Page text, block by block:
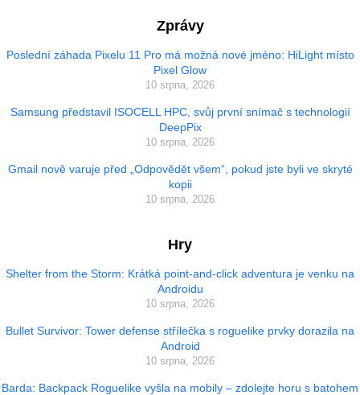
Zprávy
Poslední záhada Pixelu 11 Pro má možná nové jméno: HiLight místo
Pixel Glow
10 srpna, 2026
Samsung představil ISOCELL HPC, svůj první snímač s technologií
DeepPix
10 srpna, 2026
Gmail nově varuje před „Odpovědět všem“, pokud jste byli ve skryté
kopii
10 srpna, 2026
Hry
Shelter from the Storm: Krátká point-and-click adventura je venku na
Androidu
10 srpna, 2026
Bullet Survivor: Tower defense střílečka s roguelike prvky dorazila na
Android
10 srpna, 2026
Barda: Backpack Roguelike vyšla na mobily – zdolejte horu s batohem